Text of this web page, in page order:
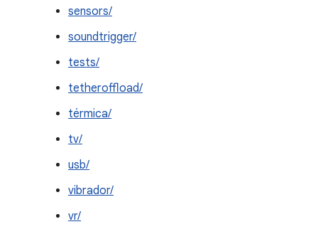
sensors/
soundtrigger/
tests/
tetheroffload/
térmica/
tv/
usb/
vibrador/
vr/